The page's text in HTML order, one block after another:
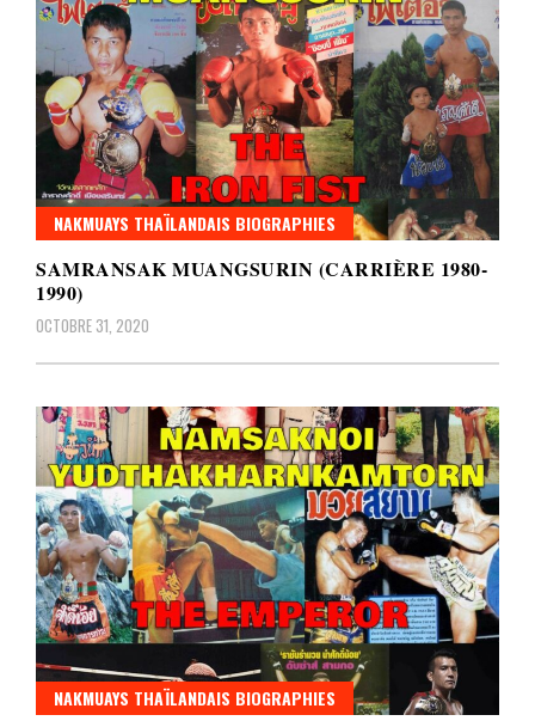
NAKMUAYS THAÏLANDAIS BIOGRAPHIES
SAMRANSAK MUANGSURIN (CARRIÈRE 1980-
1990)
OCTOBRE 31, 2020
NAKMUAYS THAÏLANDAIS BIOGRAPHIES